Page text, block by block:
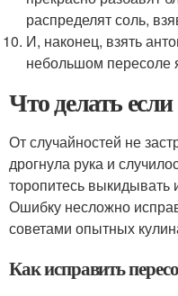
распределят соль,
И, наконец, взять
небольшом пересоле
Что делать
От случайностей не
дрогнула рука и
торопитесь
Ошибку несложно
советами опытных
Как исправить